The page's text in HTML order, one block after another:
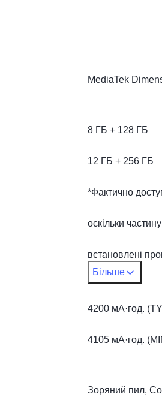
MediaTek
8 ГБ + 128 ГБ
12 ГБ + 256 ГБ
*Фактично
оскільки
встановлені
становить
операційна
Більше
4200 мА·год.
4105 мА·год.
Зоряний пил,